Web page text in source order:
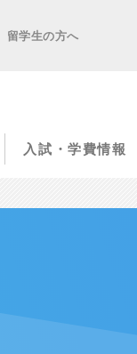
留学生の方へ
入試・学費情報